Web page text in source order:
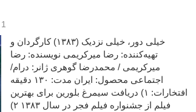
1
خیلی دور، خیلی نزدیک (۱۳۸۳) کارگردان و
تهیه‌کننده: رضا میرکریمی نویسنده: رضا
میرکریمی / محمدرضا گوهری ژانر: درام/
اجتماعی محصول: ایران مدت: ۱۳۰ دقیقه
افتخارات: ۱) دریافت سیمرغ بلورین برای بهترین
فیلم از جشنواره فیلم فجر در سال ۱۳۸۳ ۲)